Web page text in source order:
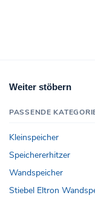
Weiter stöbern
PASSENDE
Kleinspeicher
Speichererhitzer
Wandspeicher
Stiebel Eltron